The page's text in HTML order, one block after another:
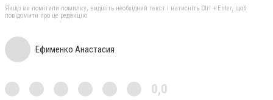
Якщо ви помітили помилку, виділіть необхідний текст і натисніть Ctrl + Enter, щоб
повідомити про це редакцію
Ефименко Анастасия
0,0